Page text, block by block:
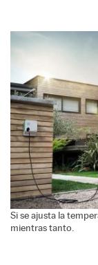
Si se ajusta la
mientras tanto.